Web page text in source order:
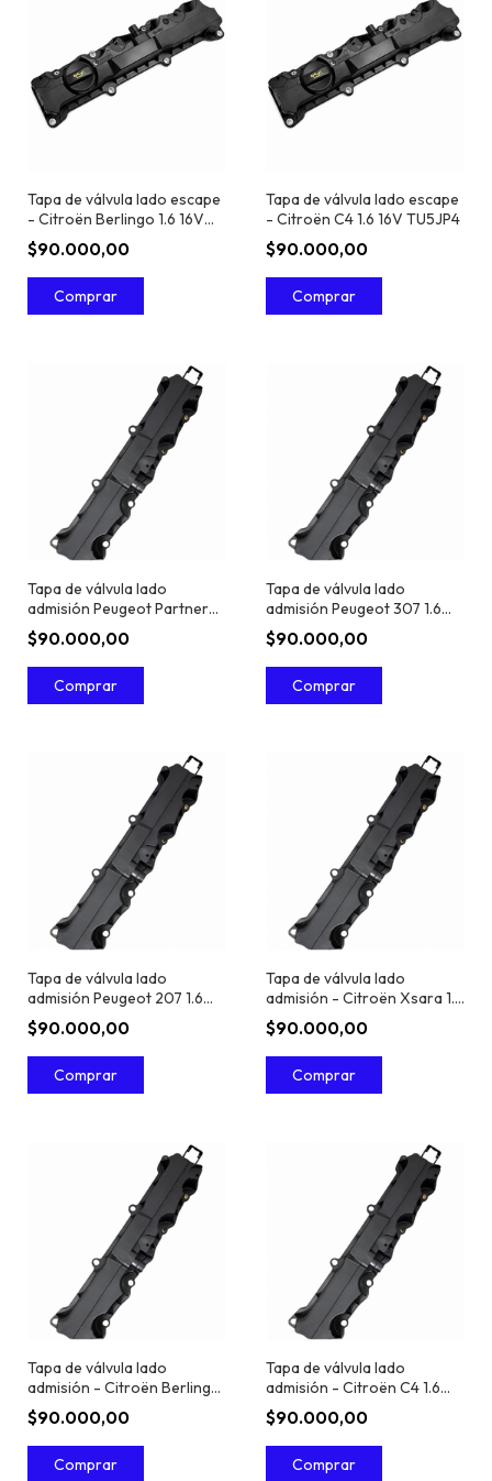
Tapa de válvula lado escape
- Citroën Berlingo 1.6 16V
TU5JP4
$90.000,00
Tapa de válvula lado escape
- Citroën C4 1.6 16V TU5JP4
$90.000,00
Tapa de válvula lado
admisión Peugeot Partner
1.6 16V TU5JP4
$90.000,00
Tapa de válvula lado
admisión Peugeot 307 1.6
16V TU5JP4
$90.000,00
Tapa de válvula lado
admisión Peugeot 207 1.6
16V TU5JP4
$90.000,00
Tapa de válvula lado
admisión - Citroën Xsara 1.6
16V TU5JP4
$90.000,00
Tapa de válvula lado
admisión - Citroën Berlingo
1.6 16V TU5JP4
$90.000,00
Tapa de válvula lado
admisión - Citroën C4 1.6
16V TU5JP4
$90.000,00